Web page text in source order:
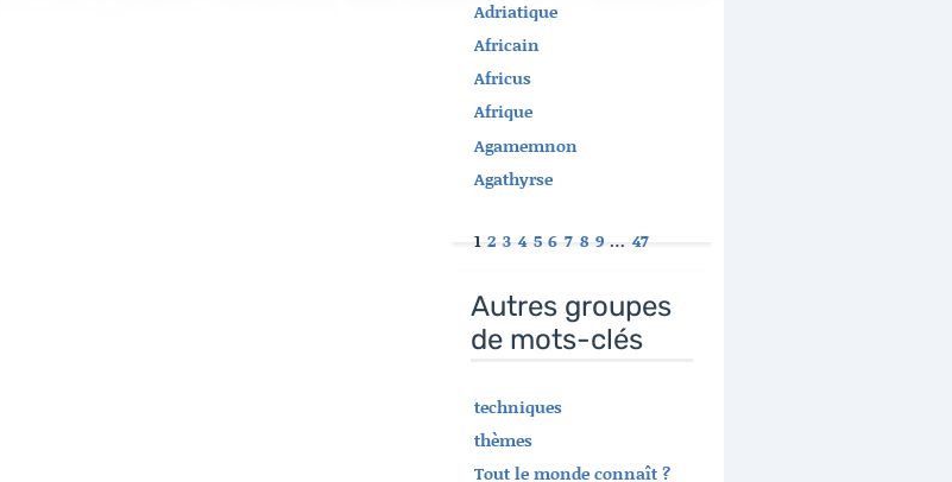
Adriatique
Africain
Africus
Afrique
Agamemnon
Agathyrse
1 2 3 4 5 6 7 8 9 … 47
Autres groupes
de mots-clés
techniques
thèmes
Tout le monde connaît ?